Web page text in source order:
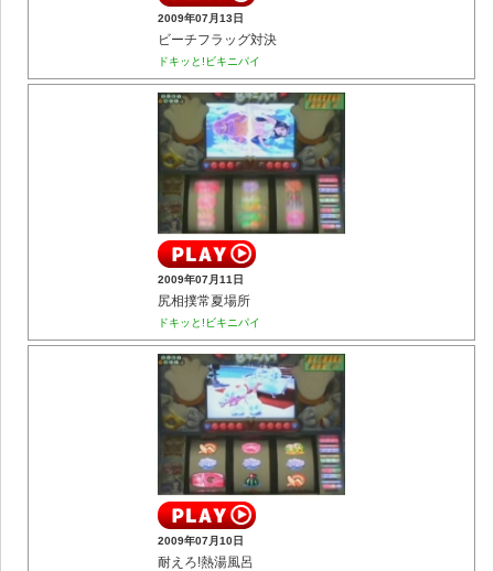
2009年07月13日
ビーチフラッグ対決
ドキッと!ビキニパイ
2009年07月11日
尻相撲常夏場所
ドキッと!ビキニパイ
2009年07月10日
耐えろ!熱湯風呂